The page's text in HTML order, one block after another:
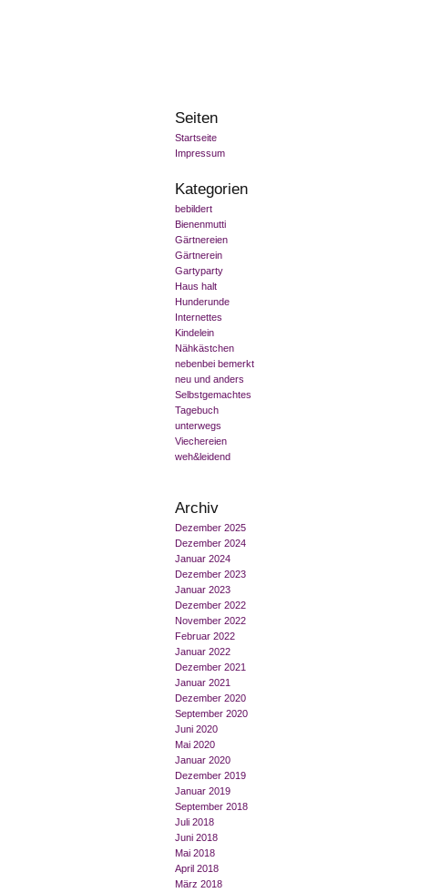
Seiten
Startseite
Impressum
Kategorien
bebildert
Bienenmutti
Gärtnereien
Gärtnerein
Gartyparty
Haus halt
Hunderunde
Internettes
Kindelein
Nähkästchen
nebenbei bemerkt
neu und anders
Selbstgemachtes
Tagebuch
unterwegs
Viechereien
weh&leidend
Archiv
Dezember 2025
Dezember 2024
Januar 2024
Dezember 2023
Januar 2023
Dezember 2022
November 2022
Februar 2022
Januar 2022
Dezember 2021
Januar 2021
Dezember 2020
September 2020
Juni 2020
Mai 2020
Januar 2020
Dezember 2019
Januar 2019
September 2018
Juli 2018
Juni 2018
Mai 2018
April 2018
März 2018